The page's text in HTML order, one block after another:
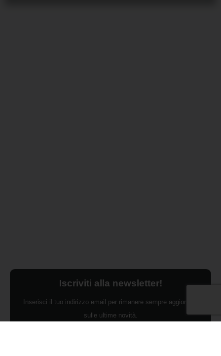
Iscriviti alla newsletter!
Inserisci il tuo indirizzo email per rimanere sempre aggiornato
sulle ultime novità.